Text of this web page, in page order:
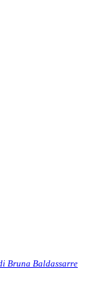
Bruna Baldassarre